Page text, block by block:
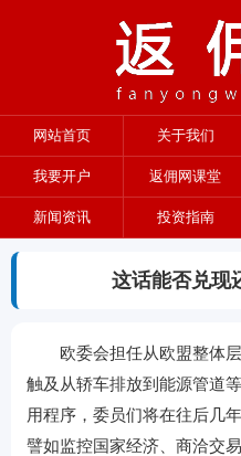
网站首页 关于我们
我要开户 返佣网课堂
新闻资讯 投资指南
这话能否兑现
欧委会担任从欧盟整体层
触及从轿车排放到能源管道
用程序，委员们将在往后几
譬如监控国家经济、商洽交